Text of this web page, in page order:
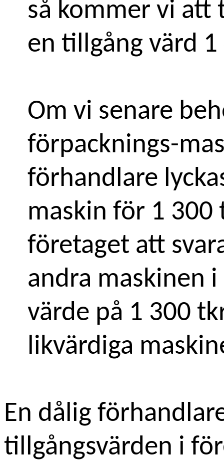
så kommer vi att
en tillgång värd
Om vi senare
förpacknings-
förhandlare
maskin för 1 300
företaget att
andra maskinen
värde på 1 300
likvärdiga
En dålig
tillgångsvärden i